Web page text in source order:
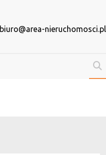
biuro@area-nieruchomosci.pl